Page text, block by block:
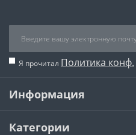
Я прочитал Политика конф.
Информация
Категории